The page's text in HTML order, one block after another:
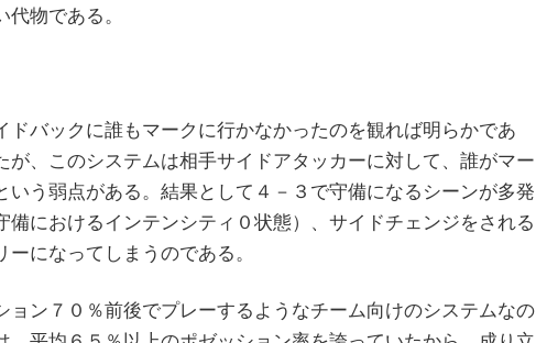
物である。
ドバックに誰もマークに行かなかったのを観れば明らかであ
が、このシステムは相手サイドアタッカーに対して、誰がマー
いう弱点がある。結果として４－３で守備になるシーンが多発
備におけるインテンシティ０状態）、サイドチェンジをされる
になってしまうのである。
ョン７０％前後でプレーするようなチーム向けのシステムなの